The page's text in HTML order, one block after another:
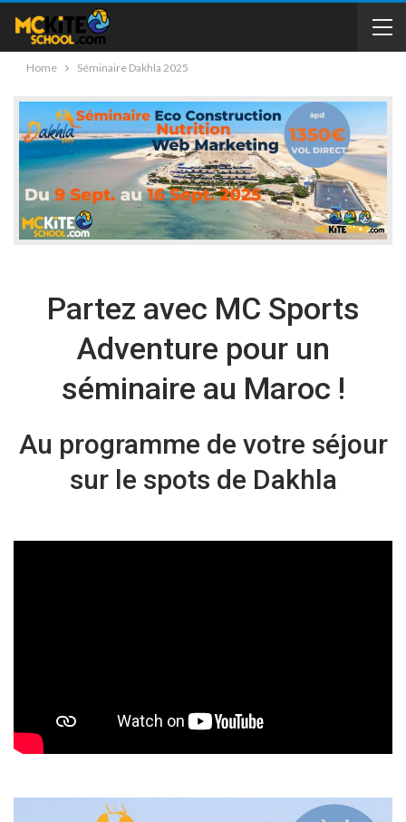
Home Séminaire Dakhla 2025
Partez avec MC Sports
Adventure pour un
séminaire au Maroc !
Au programme de votre séjour
sur le spots de Dakhla